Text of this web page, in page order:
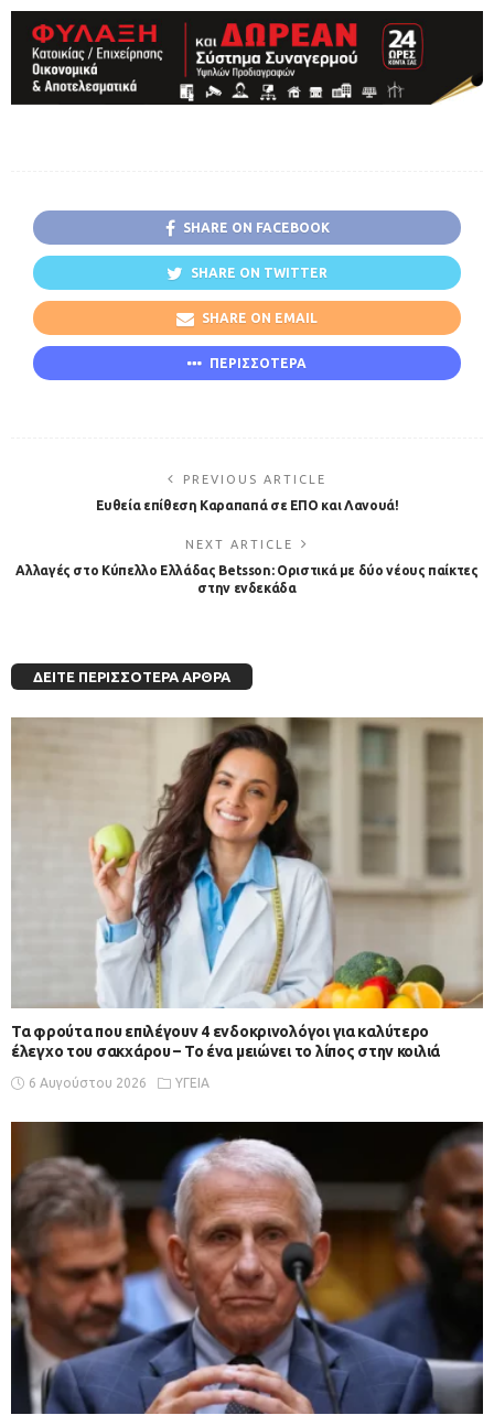
SHARE ON FACEBOOK
SHARE ON TWITTER
SHARE ON EMAIL
ΠΕΡΙΣΣΟΤΕΡΑ
PREVIOUS ARTICLE
Ευθεία επίθεση Καραπαπά σε ΕΠΟ και Λανουά!
NEXT ARTICLE
Αλλαγές στο Κύπελλο Ελλάδας Betsson: Οριστικά με δύο νέους παίκτες
στην ενδεκάδα
ΔΕΊΤΕ ΠΕΡΙΣΣΌΤΕΡΑ ΆΡΘΡΑ
Τα φρούτα που επιλέγουν 4 ενδοκρινολόγοι για καλύτερο
έλεγχο του σακχάρου – Το ένα μειώνει το λίπος στην κοιλιά
6 Αυγούστου 2026 ΥΓΕΙΑ